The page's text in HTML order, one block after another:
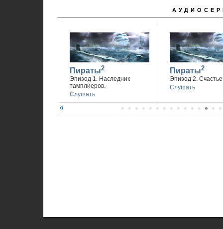
Пираты2
Эпизод 1. Наследник
тамплиеров.
Слушать
Пираты2
Эпизод 2. Счастье
Слушать